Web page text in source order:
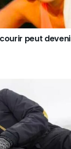
peut